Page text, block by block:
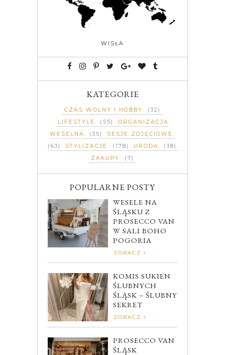
WISŁA
KATEGORIE
CZAS WOLNY I HOBBY
(32)
LIFESTYLE
(55)
ORGANIZACJA
WESELNA
(35)
SESJE ZDJĘCIOWE
(63)
STYLIZACJE (178) URODA
(38)
ZAKUPY
(7)
POPULARNE POSTY
WESELE NA
ŚLĄSKU Z
PROSECCO VAN
W SALI BOHO
POGORIA
ZOBACZ
KOMIS SUKIEN
ŚLUBNYCH
ŚLĄSK – ŚLUBNY
SEKRET
ZOBACZ
PROSECCO VAN
ŚLĄSK